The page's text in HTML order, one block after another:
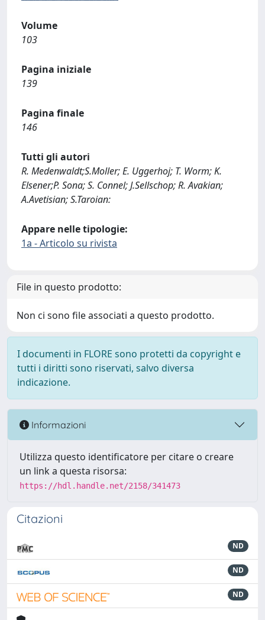
Volume
103
Pagina iniziale
139
Pagina finale
146
Tutti gli autori
R. Medenwaldt;S.Moller; E. Uggerhoj; T. Worm; K.
Elsener;P. Sona; S. Connel; J.Sellschop; R. Avakian;
A.Avetisian; S.Taroian:
Appare nelle tipologie:
1a - Articolo su rivista
File in questo prodotto:
Non ci sono file associati a questo prodotto.
I documenti in FLORE sono protetti da copyright e
tutti i diritti sono riservati, salvo diversa
indicazione.
Informazioni
Utilizza questo identificatore per citare o creare
un link a questa risorsa:
https://hdl.handle.net/2158/341473
Citazioni
ND
ND
ND